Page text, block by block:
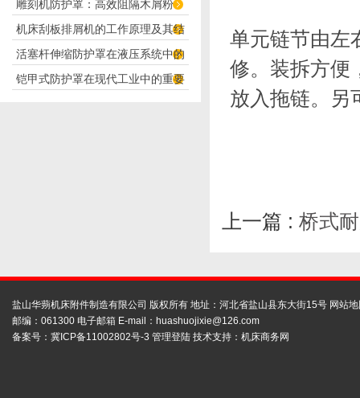
专用方案
雕刻机防护罩：高效阻隔木屑粉
尘，守护设备精度与安全
机床刮板排屑机的工作原理及其结
构分析
活塞杆伸缩防护罩在液压系统中的
应用
铠甲式防护罩在现代工业中的重要
单元链节由左
修。装拆方便
放入拖链。另
上一篇 : 桥式
盐山华蒴机床附件制造有限公司 版权所有 地址：河北省盐山县东大街15号 网站
邮编：061300 电子邮箱 E-mail： huashuojixie@126.com
备案号： 冀ICP备11002802号-3 管理登陆 技术支持： 机床商务网